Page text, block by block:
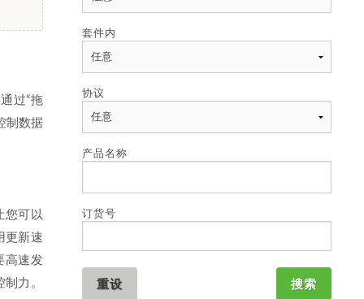
过“拖
制数据
您可以
更新速
高速发
力。
套件内
协议
产品名称
订货号